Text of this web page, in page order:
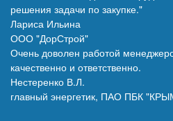
решения задачи по закупке."
Лариса Ильина
ООО "ДорСтрой"
Очень доволен работой
качественно и ответственно.
Нестеренко В.Л.
главный энергетик, ПАО ПБК